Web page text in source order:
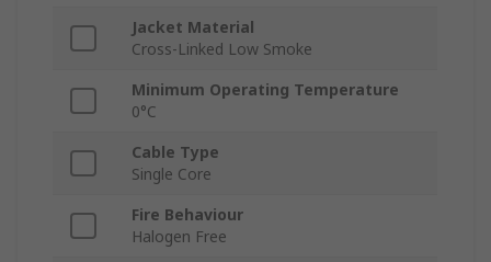
Jacket Material
Cross-Linked Low Smoke
Minimum Operating Temperature
0°C
Cable Type
Single Core
Fire Behaviour
Halogen Free